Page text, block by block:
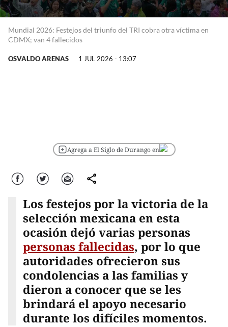
Mundial 2026: Festejos del triunfo del TRI cobra otra víctima en
CDMX; van 4 fallecidos
OSVALDO ARENAS 1 JUL 2026 - 13:07
Agrega a El Siglo de Durango en
Facebook Twitter Correo comparte
Los festejos por la victoria de la
selección mexicana en esta
ocasión dejó varias personas
personas fallecidas, por lo que
autoridades ofrecieron sus
condolencias a las familias y
dieron a conocer que se les
brindará el apoyo necesario
durante los difíciles momentos.